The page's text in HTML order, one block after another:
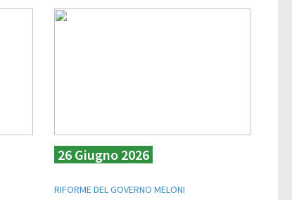
26 Giugno 2026
RIFORME DEL GOVERNO MELONI